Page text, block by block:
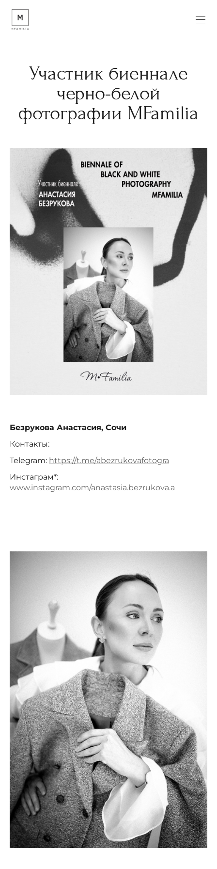
Участник биеннале
черно-белой
фотографии MFamilia
Безрукова Анастасия, Сочи
Контакты:
Telegram: https://t.me/abezrukovafotogra
Инстаграм*:
www.instagram.com/anastasia.bezrukova.a